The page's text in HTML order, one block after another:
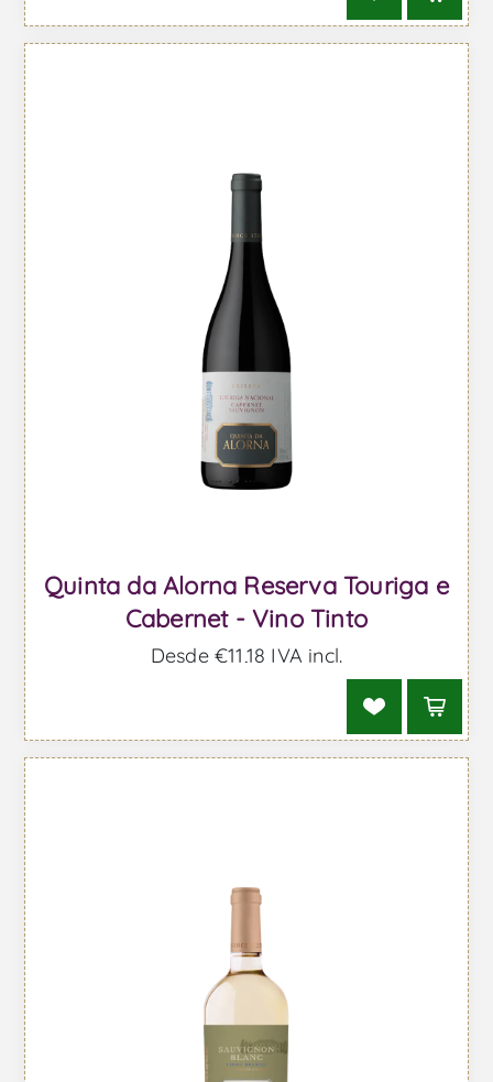
Quinta da Alorna Reserva Touriga e
Cabernet - Vino Tinto
Desde €11,18 IVA incl.